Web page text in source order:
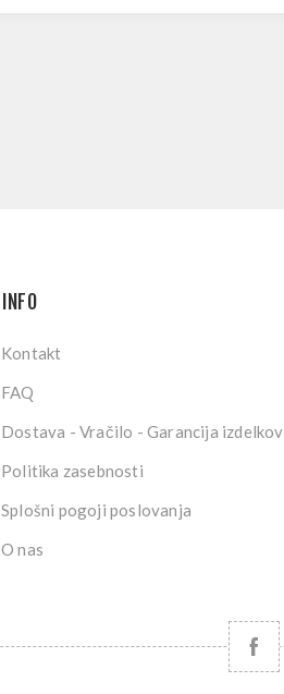
INFO
Kontakt
FAQ
Dostava - Vračilo - Garancija izdelkov
Politika zasebnosti
Splošni pogoji poslovanja
O nas